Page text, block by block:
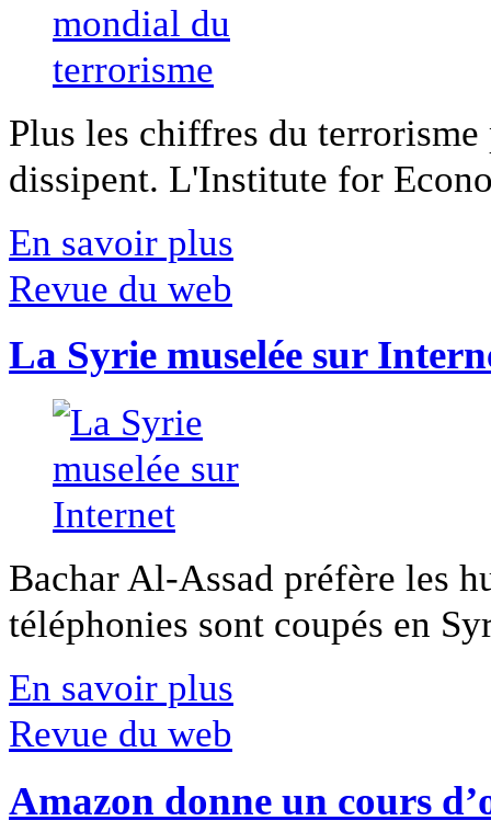
Plus les chiffres du
dissipent. L'Institute for
En savoir plus
Revue du web
La Syrie muselée sur
Bachar Al-Assad préfère les
téléphonies sont coupés en
En savoir plus
Revue du web
Amazon donne un cours